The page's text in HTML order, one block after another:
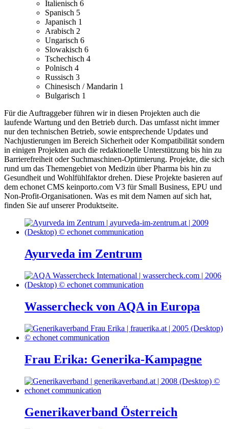
Italienisch 6
Spanisch 5
Japanisch 1
Arabisch 2
Ungarisch 6
Slowakisch 6
Tschechisch 4
Polnisch 4
Russisch 3
Chinesisch / Mandarin 1
Bulgarisch 1
Für die Auftraggeber führen wir in diesen Projekten auch die
laufende Wartung und den Betrieb durch. Das umfasst nicht immer
nur den technischen Betrieb, sowie entsprechende Updates und
Nachjustierungen im Bereich Sicherheit oder Kompatibilität sondern
in einigen Projekten auch die redaktionelle Unterstützung bis hin zu
Barrierefreiheit oder Suchmaschinen-Optimierung. Projekte, die sich
rund um das Themengebiet von Medizin über Pharma bis hin zu
Gesundheit und Wohlfühlfaktor drehen. Diese Projekte basieren auf
dem echonet CMS keinporto.com V3 für Small Business, EPU und
Non-Profit-Organisationen. Was es mit dem Namen auf sich hat,
finden Sie auf unserer Produktseite.
Ayurveda im Zentrum
Wassercheck von AQA in Europa
Frau Erika: Generika-Kampagne
Generikaverband Österreich